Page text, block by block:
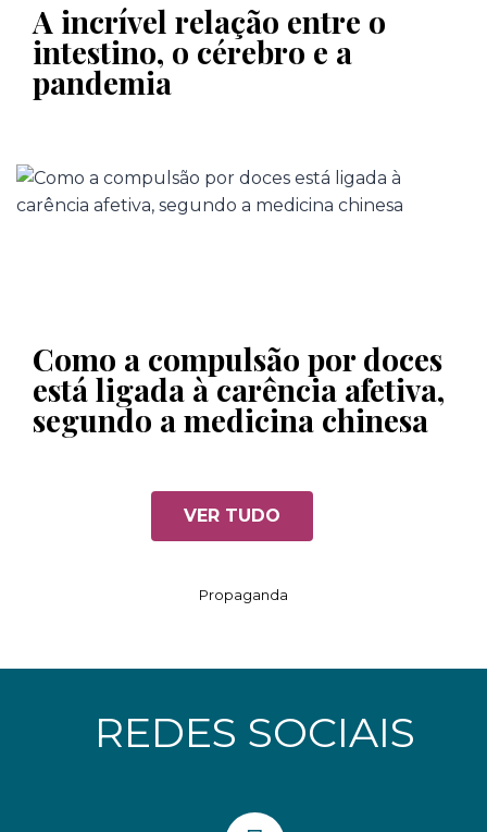
A incrível relação entre o
intestino, o cérebro e a
pandemia
Como a compulsão por doces
está ligada à carência afetiva,
segundo a medicina chinesa
VER TUDO
Propaganda
REDES SOCIAIS